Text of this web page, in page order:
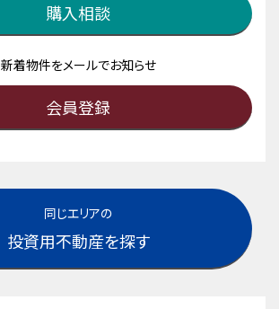
購入相談
新着物件をメールでお知らせ
会員登録
同じエリアの
投資用不動産を探す